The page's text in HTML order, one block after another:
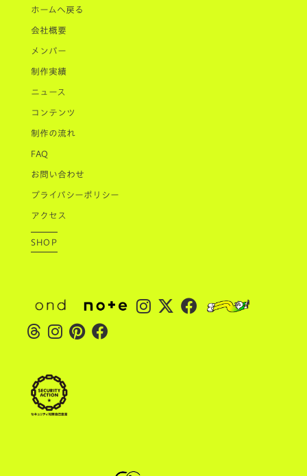
ホームへ戻る
会社概要
メンバー
制作実績
ニュース
コンテンツ
制作の流れ
FAQ
お問い合わせ
プライバシーポリシー
アクセス
SHOP